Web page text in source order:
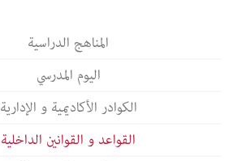
المناهج الدراسية
اليوم المدرسي
الكوادر الأكاديمية و الإدارية
القواعد و القوانين الداخلية